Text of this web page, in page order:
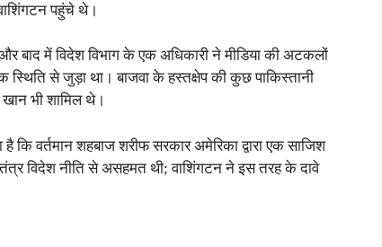
पहुंचे थे।
बाद में विदेश विभाग के एक अधिकारी ने मीडिया की अटकलों
स्थिति से जुड़ा था। बाजवा के हस्तक्षेप की कुछ पाकिस्तानी
भी शामिल थे।
वर्तमान शहबाज शरीफ सरकार अमेरिका द्वारा एक साजिश
विदेश नीति से असहमत थी; वाशिंगटन ने इस तरह के दावे